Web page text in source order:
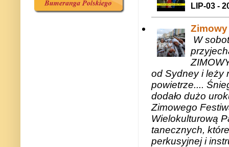
LIP-03 -
W
od Sydney i leży
powietrze....
dodało dużo
Zimowego
Wielokulturową
tanecznych,
perkusyjnej i